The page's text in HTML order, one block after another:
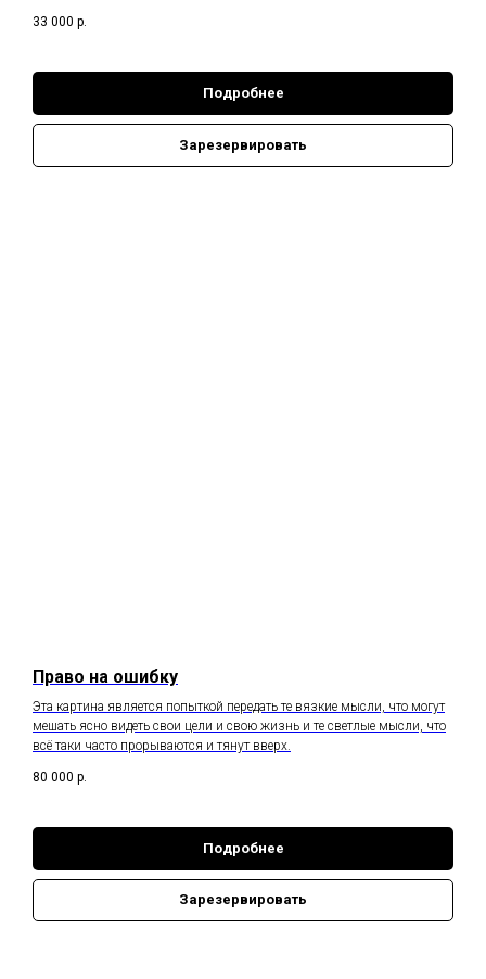
33 000 р.
Подробнее
Зарезервировать
Право на ошибку
Эта картина является попыткой передать те вязкие мысли, что могут
мешать ясно видеть свои цели и свою жизнь и те светлые мысли, что
всё таки часто прорываются и тянут вверх.
80 000 р.
Подробнее
Зарезервировать